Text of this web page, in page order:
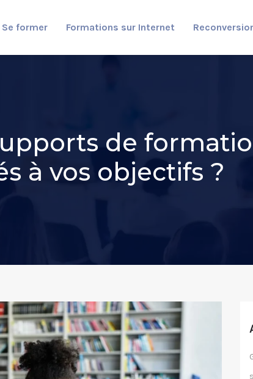
Se former Formations sur Internet
de
à vos objectifs ?